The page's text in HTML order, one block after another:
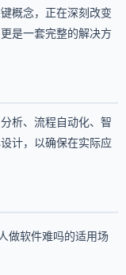
概念，正在深刻改变
是一套完整的解决方
析、流程自动化、智
计，以确保在实际应
做软件难吗的适用场